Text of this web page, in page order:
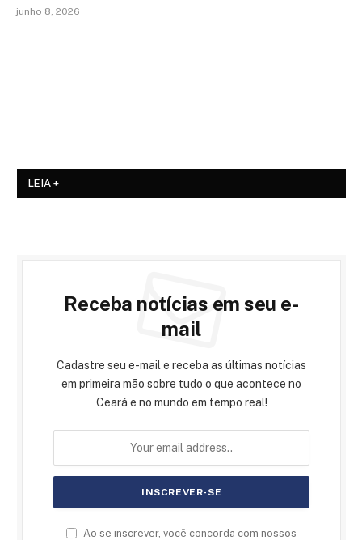
junho 8, 2026
LEIA +
Receba notícias em seu e-
mail
Cadastre seu e-mail e receba as últimas notícias
em primeira mão sobre tudo o que acontece no
Ceará e no mundo em tempo real!
Ao se inscrever, você concorda com nossos